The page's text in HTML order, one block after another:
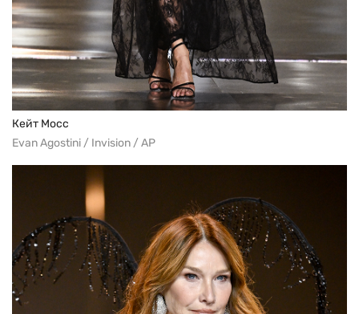
Кейт Мосс
Evan Agostini / Invision / AP